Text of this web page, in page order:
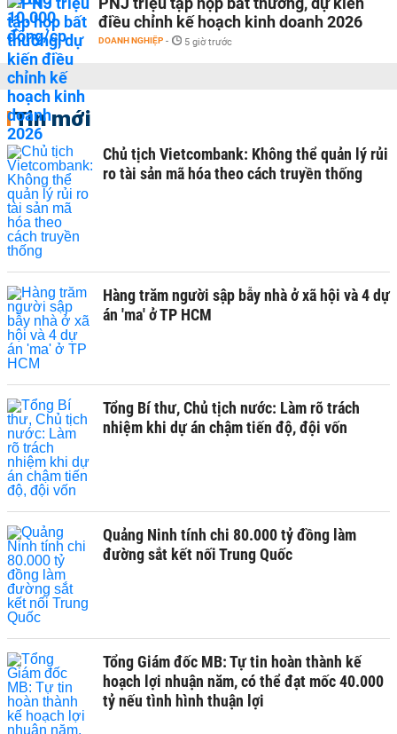
điều chỉnh kế hoạch kinh doanh 2026
DOANH NGHIỆP - 5 giờ trước
Tin mới
Chủ tịch Vietcombank: Không thể quản lý rủi
ro tài sản mã hóa theo cách truyền thống
Hàng trăm người sập bẫy nhà ở xã hội và 4 dự
án 'ma' ở TP HCM
Tổng Bí thư, Chủ tịch nước: Làm rõ trách
nhiệm khi dự án chậm tiến độ, đội vốn
Quảng Ninh tính chi 80.000 tỷ đồng làm
đường sắt kết nối Trung Quốc
Tổng Giám đốc MB: Tự tin hoàn thành kế
hoạch lợi nhuận năm, có thể đạt mốc 40.000
tỷ nếu tình hình thuận lợi